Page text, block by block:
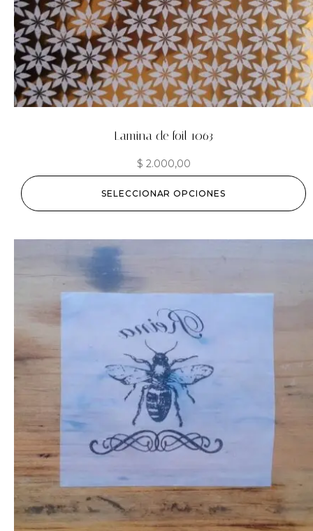
Lamina de foil 1063
$ 2.000,00
SELECCIONAR OPCIONES